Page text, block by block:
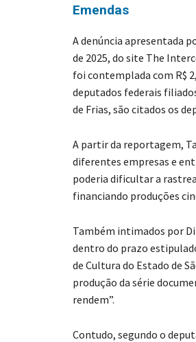
Emendas
A denúncia apresentada
de 2025, do site The
foi contemplada com R$
deputados federais
de Frias, são citados os
A partir da reportagem,
diferentes empresas e
poderia dificultar a
financiando produções
Também intimados por
dentro do prazo
de Cultura do Estado de
produção da série
rendem”.
Contudo, segundo o